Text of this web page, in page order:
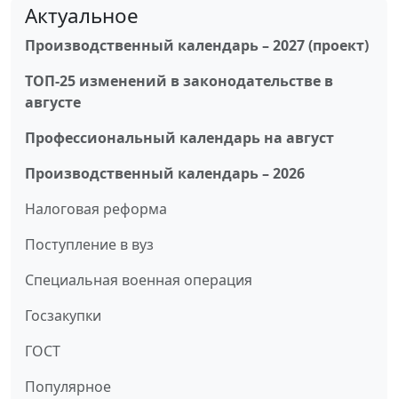
Актуальное
Производственный календарь – 2027 (проект)
ТОП-25 изменений в законодательстве в
августе
Профессиональный календарь на август
Производственный календарь – 2026
Налоговая реформа
Поступление в вуз
Специальная военная операция
Госзакупки
ГОСТ
Популярное